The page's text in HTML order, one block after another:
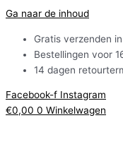
Ga naar de inhoud
Gratis verzenden
Bestellingen voor
14 dagen
Facebook-f Instagram
€0,00 0 Winkelwagen